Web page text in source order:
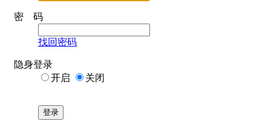
密 码
找回密码
隐身登录
开启
关闭
登录